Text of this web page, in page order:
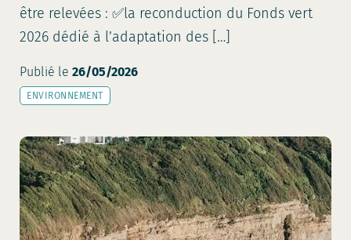
être relevées : ✅la reconduction du Fonds vert
2026 dédié à l’adaptation des […]
Publié le 26/05/2026
ENVIRONNEMENT